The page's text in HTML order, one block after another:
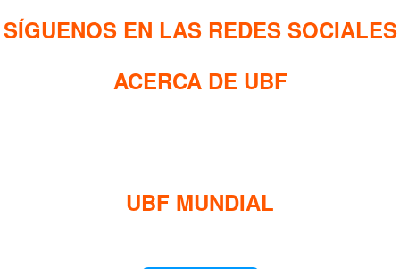
SÍGUENOS EN LAS REDES SOCIALES
ACERCA DE UBF
UBF MUNDIAL